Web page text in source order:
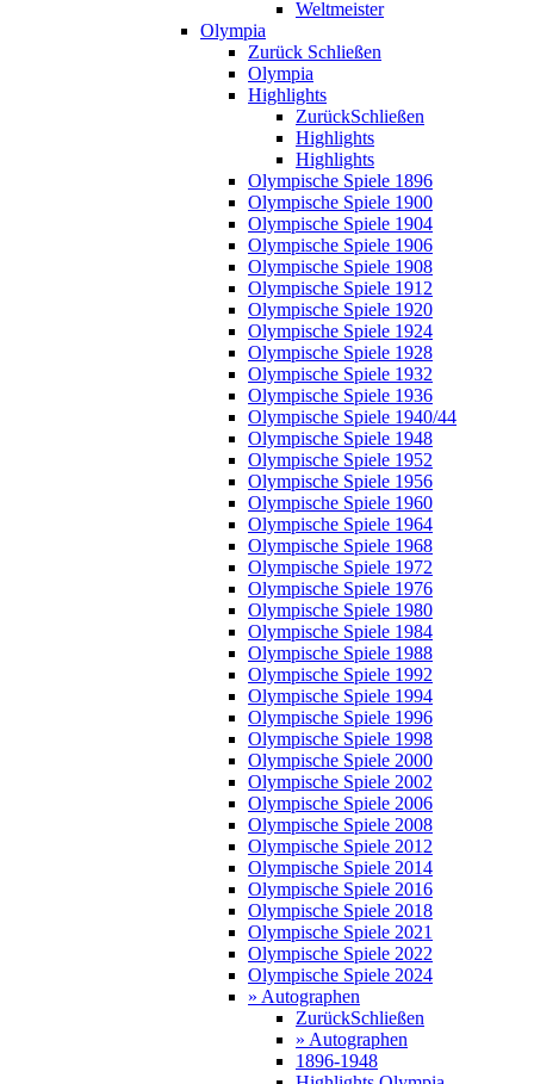
Weltmeister
Olympia
Zurück Schließen
Olympia
Highlights
ZurückSchließen
Highlights
Highlights
Olympische Spiele 1896
Olympische Spiele 1900
Olympische Spiele 1904
Olympische Spiele 1906
Olympische Spiele 1908
Olympische Spiele 1912
Olympische Spiele 1920
Olympische Spiele 1924
Olympische Spiele 1928
Olympische Spiele 1932
Olympische Spiele 1936
Olympische Spiele 1940/44
Olympische Spiele 1948
Olympische Spiele 1952
Olympische Spiele 1956
Olympische Spiele 1960
Olympische Spiele 1964
Olympische Spiele 1968
Olympische Spiele 1972
Olympische Spiele 1976
Olympische Spiele 1980
Olympische Spiele 1984
Olympische Spiele 1988
Olympische Spiele 1992
Olympische Spiele 1994
Olympische Spiele 1996
Olympische Spiele 1998
Olympische Spiele 2000
Olympische Spiele 2002
Olympische Spiele 2006
Olympische Spiele 2008
Olympische Spiele 2012
Olympische Spiele 2014
Olympische Spiele 2016
Olympische Spiele 2018
Olympische Spiele 2021
Olympische Spiele 2022
Olympische Spiele 2024
» Autographen
ZurückSchließen
» Autographen
1896-1948